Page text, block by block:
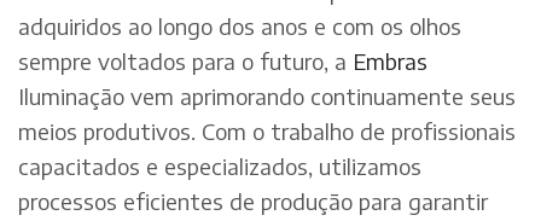
adquiridos ao longo dos anos e com os olhos
sempre voltados para o futuro, a Embras
Iluminação vem aprimorando continuamente seus
meios produtivos. Com o trabalho de profissionais
capacitados e especializados, utilizamos
processos eficientes de produção para garantir